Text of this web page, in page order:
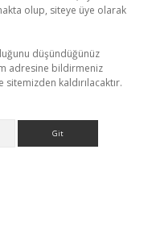
olup, siteye üye olarak
düşündüğünüz
adresine bildirmeniz
kaldırılacaktır.